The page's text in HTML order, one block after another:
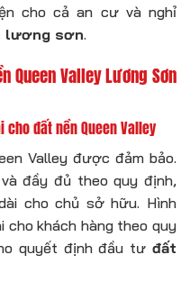
cho cả an cư và nghỉ
lương sơn.
Queen Valley Lương Sơn
đất nền Queen Valley
Valley được đảm bảo.
đầy đủ theo quy định,
cho chủ sở hữu. Hình
khách hàng theo quy
quyết định đầu tư đất